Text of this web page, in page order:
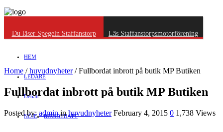
Du läser Spegeln Staffanstorp Läs Staffanstorpsmotorförening
HEM
LEDARE
Debatt
RIKSDEBATT
NÖJE
Home /huvudnyheter/Fullbordat inbrott på butik MP Butiken
Fullbordat inbrott på butik MP Butiken
Posted by: admininhuvudnyheter February 4, 2015 0 1,738 Views